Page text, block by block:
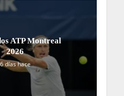
ATP Montreal
2026
6 días hace